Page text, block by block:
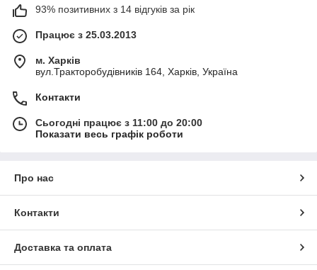
93% позитивних з 14 відгуків за рік
Працює з 25.03.2013
м. Харків
вул.Тракторобудівників 164, Харків, Україна
Контакти
Сьогодні працює з 11:00 до 20:00
Показати весь графік роботи
Про нас
Контакти
Доставка та оплата